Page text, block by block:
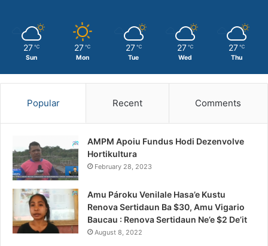
27 ℃
Sun
27 ℃
Mon
27 ℃
Tue
27 ℃
Wed
27 ℃
Thu
Popular Recent Comments
AMPM Apoiu Fundus Hodi Dezenvolve
Hortikultura
February 28, 2023
Amu Pároku Venilale Hasa’e Kustu
Renova Sertidaun Ba $30, Amu Vigario
Baucau : Renova Sertidaun Ne’e $2 De’it
August 8, 2022